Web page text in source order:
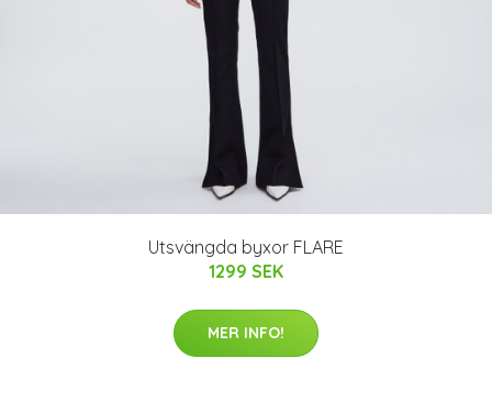
Utsvängda byxor FLARE
1299 SEK
MER INFO!